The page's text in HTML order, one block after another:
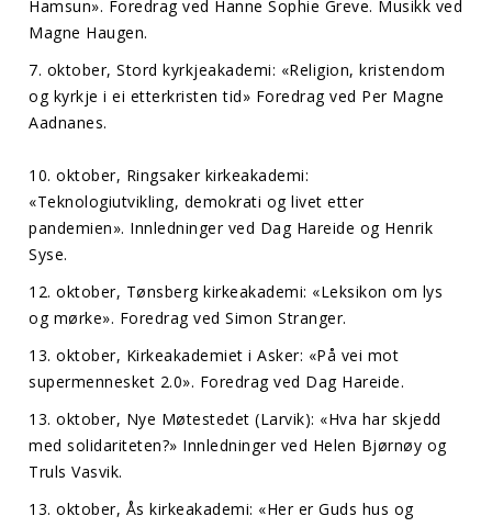
Hamsun». Foredrag ved Hanne Sophie Greve. Musikk ved
Magne Haugen.
7. oktober, Stord kyrkjeakademi: «Religion, kristendom
og kyrkje i ei etterkristen tid» Foredrag ved Per Magne
Aadnanes.
10. oktober, Ringsaker kirkeakademi:
«Teknologiutvikling, demokrati og livet etter
pandemien». Innledninger ved Dag Hareide og Henrik
Syse.
12. oktober, Tønsberg kirkeakademi: «Leksikon om lys
og mørke». Foredrag ved Simon Stranger.
13. oktober, Kirkeakademiet i Asker: «På vei mot
supermennesket 2.0». Foredrag ved Dag Hareide.
13. oktober, Nye Møtestedet (Larvik): «Hva har skjedd
med solidariteten?» Innledninger ved Helen Bjørnøy og
Truls Vasvik.
13. oktober, Ås kirkeakademi: «Her er Guds hus og